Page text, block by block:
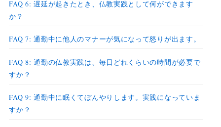
FAQ 6: 遅延が起きたとき、仏教実践として何ができます
か？
FAQ 7: 通勤中に他人のマナーが気になって怒りが出ます。
FAQ 8: 通勤の仏教実践は、毎日どれくらいの時間が必要で
すか？
FAQ 9: 通勤中に眠くてぼんやりします。実践になっていま
すか？